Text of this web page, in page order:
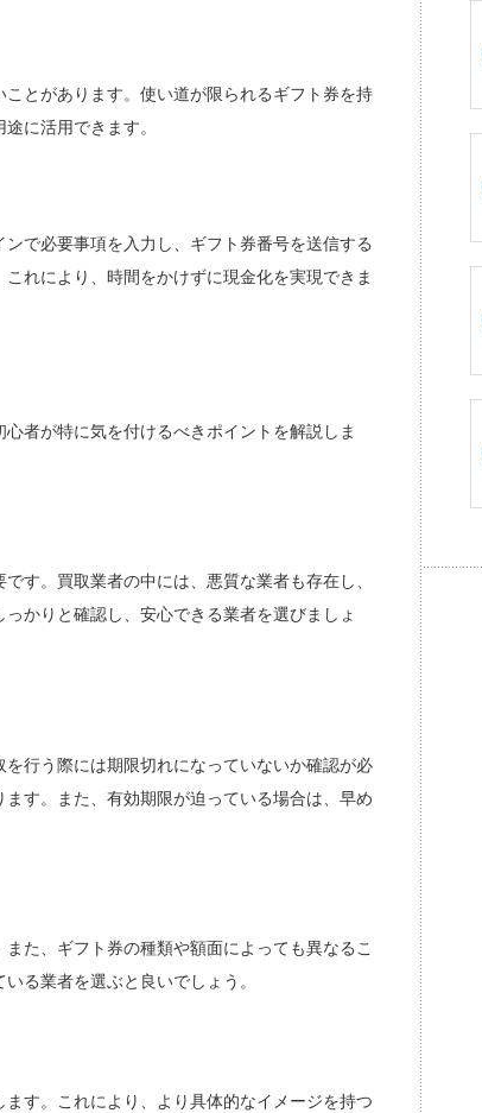
とがあります。使い道が限られるギフト券を持
に活用できます。
で必要事項を入力し、ギフト券番号を送信する
れにより、時間をかけずに現金化を実現できま
者が特に気を付けるべきポイントを解説しま
す。買取業者の中には、悪質な業者も存在し、
かりと確認し、安心できる業者を選びましょ
行う際には期限切れになっていないか確認が必
す。また、有効期限が迫っている場合は、早め
た、ギフト券の種類や額面によっても異なるこ
る業者を選ぶと良いでしょう。
す。これにより、より具体的なイメージを持つ